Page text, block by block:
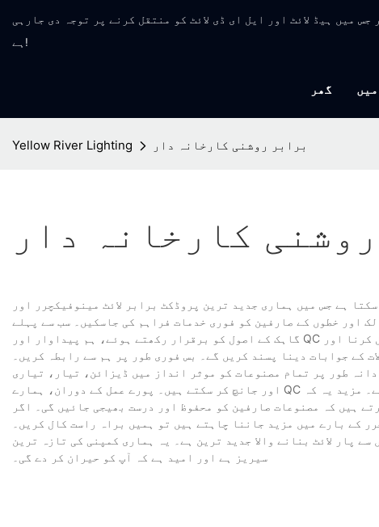
مینوفیکچر جس میں ہیڈ لائٹ اور ایل ای ڈی لائٹ کو منتقل کرنے پر توجہ دی جارہی
ہے!
گھر
Yellow River Lighting برابر روشنی کارخانہ دار
کارخانہ دار
ہے جس میں ہماری جدید ترین پروڈکٹ برابر لائٹ مینوفیکچرر اور
اور خطوں کے صارفین کو فوری خدمات فراہم کی جاسکیں۔ سب سے پہلے
گاہک کے اصول کو برقرار رکھتے ہوئے، ہم پیداوار اور QC کا عمل مکمل کرنے کے بعد فوری ڈیلیوری سروس فراہم کرتے ہیں۔ ہم مسائل کو حل کرنا اور
کے جوابات دینا پسند کریں گے۔ بس فوری طور پر ہم سے رابطہ کریں۔
طور پر تمام مصنوعات کو موثر انداز میں ڈیزائن، تیار، تیاری
اور جانچ کر سکتے ہیں۔ پورے عمل کے دوران، ہمارے QC پروفیشنلز پروڈکٹ کے معیار کو یقینی بنانے کے لیے ہر عمل کی نگرانی کریں گے۔ مزید یہ کہ
ہیں کہ مصنوعات صارفین کو محفوظ اور درست بھیجی جائیں گی۔ اگر
کے بارے میں مزید جاننا چاہتے ہیں تو ہمیں براہ راست کال کریں۔
پار لائٹ بنانے والا جدید ترین ہے۔ یہ ہماری کمپنی کی تازہ ترین
سیریز ہے اور امید ہے کہ آپ کو حیران کر دے گی۔